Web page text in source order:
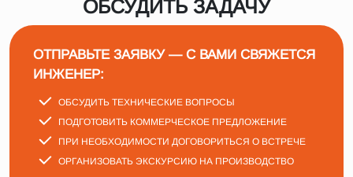
ОБСУДИТЬ ЗАДАЧУ
ОТПРАВЬТЕ ЗАЯВКУ — С ВАМИ СВЯЖЕТСЯ
ИНЖЕНЕР:
ОБСУДИТЬ ТЕХНИЧЕСКИЕ ВОПРОСЫ
ПОДГОТОВИТЬ КОММЕРЧЕСКОЕ ПРЕДЛОЖЕНИЕ
ПРИ НЕОБХОДИМОСТИ ДОГОВОРИТЬСЯ О ВСТРЕЧЕ
ОРГАНИЗОВАТЬ ЭКСКУРСИЮ НА ПРОИЗВОДСТВО